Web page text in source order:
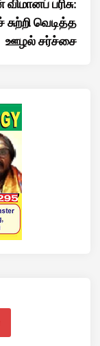
பரிசு:
சுற்றி வெடித்த
ஊழல் சர்ச்சை